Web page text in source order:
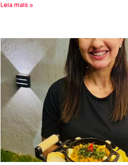
Leia mais »